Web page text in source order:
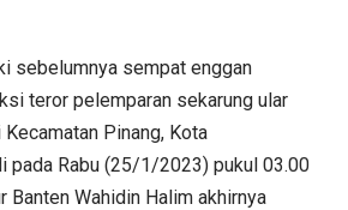
sebelumnya sempat enggan
teror pelemparan sekarung ular
Pinang, Kota
pada Rabu (25/1/2023) pukul 03.00
Banten Wahidin Halim akhirnya